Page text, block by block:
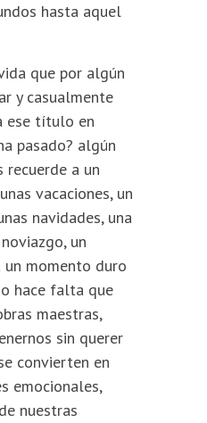
hasta aquel
que por algún
y casualmente
ese título en
pasado? algún
a un
vacaciones, un
navidades, una
un
un momento duro
hace falta que
maestras,
sin querer
convierten en
emocionales,
nuestras